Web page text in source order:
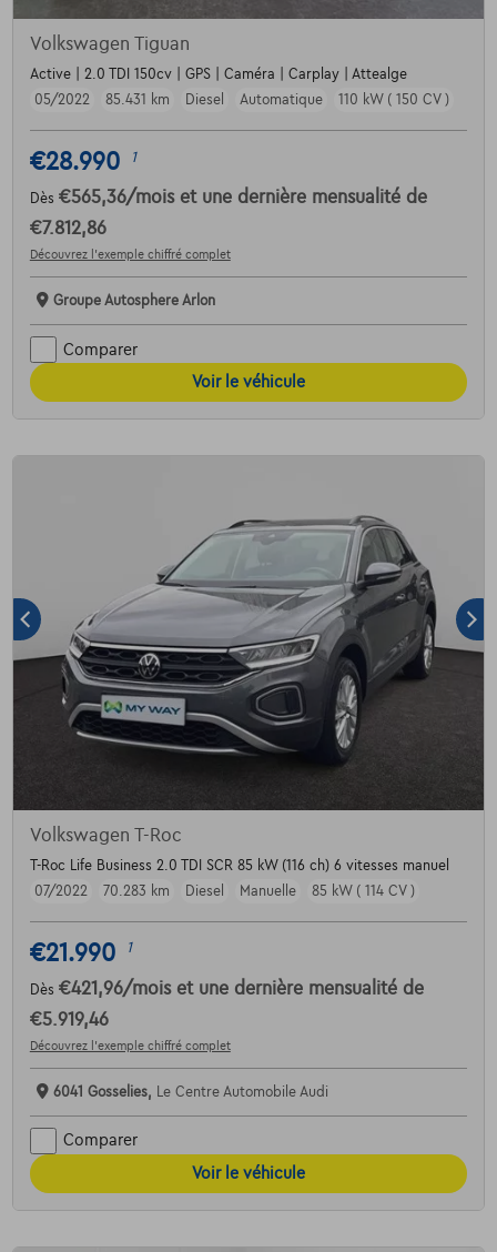
Volkswagen Tiguan
Active | 2.0 TDI 150cv | GPS | Caméra | Carplay | Attealge
05/2022
85.431 km Diesel Automatique 110 kW ( 150 CV )
€28.990 1
Dès €565,36/mois et une dernière mensualité de
€7.812,86
Découvrez l’exemple chiffré complet
Groupe Autosphere Arlon
Comparer
Voir le véhicule
Volkswagen T-Roc
T-Roc Life Business 2.0 TDI SCR 85 kW (116 ch) 6 vitesses manuel
07/2022
70.283 km Diesel Manuelle 85 kW ( 114 CV )
€21.990 1
Dès €421,96/mois et une dernière mensualité de
€5.919,46
Découvrez l’exemple chiffré complet
6041 Gosselies, Le Centre Automobile Audi
Comparer
Voir le véhicule